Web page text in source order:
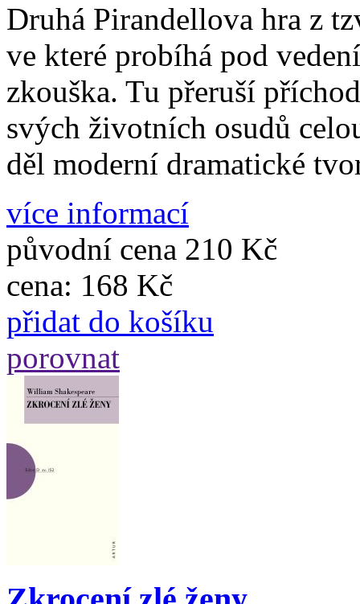
Druhá Pirandellova hra z
ve které probíhá pod
zkouška. Tu přeruší
svých životních osudů
děl moderní dramatické
více informací
původní cena 210 Kč
cena: 168 Kč
přidat do košíku
porovnat